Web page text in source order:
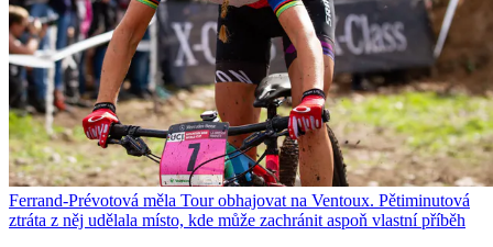
Ferrand-Prévotová měla Tour obhajovat na Ventoux. Pětiminutová
ztráta z něj udělala místo, kde může zachránit aspoň vlastní příběh